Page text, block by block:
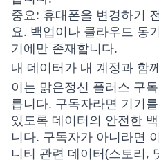
중요: 휴대폰을 변경하기
요. 백업이나 클라우드 동
기에만 존재합니다.
내 데이터가 내 계정과 함
이는 맑은정신 플러스 구
릅니다. 구독자라면 기기
있도록 데이터의 안전한
니다. 구독자가 아니라면
니티 관련 데이터(스토리,